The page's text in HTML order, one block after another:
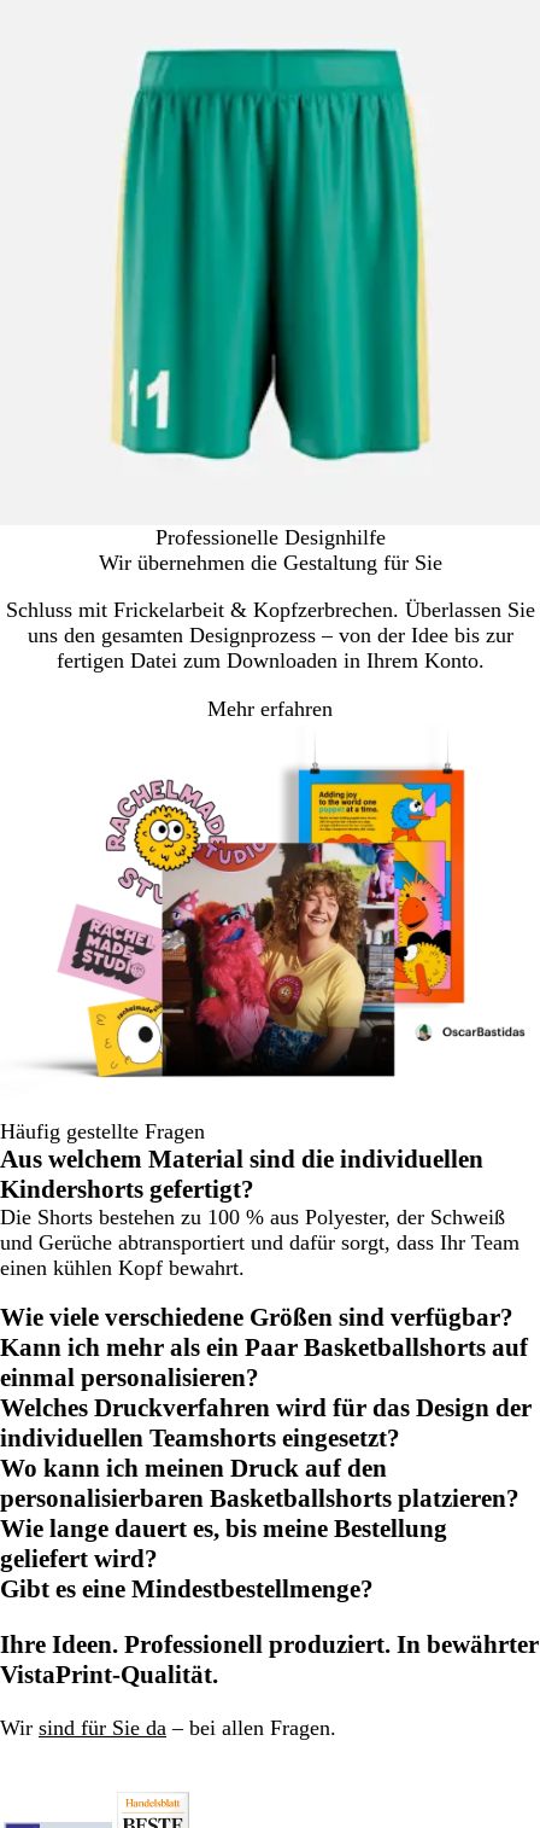
Professionelle Designhilfe
Wir übernehmen die Gestaltung für Sie
Schluss mit Frickelarbeit & Kopfzerbrechen. Überlassen Sie
uns den gesamten Designprozess – von der Idee bis zur
fertigen Datei zum Downloaden in Ihrem Konto.
Mehr erfahren
Häufig gestellte Fragen
Aus welchem Material sind die individuellen
Kindershorts gefertigt?
Die Shorts bestehen zu 100 % aus Polyester, der Schweiß
und Gerüche abtransportiert und dafür sorgt, dass Ihr Team
einen kühlen Kopf bewahrt.
Wie viele verschiedene Größen sind verfügbar?
Kann ich mehr als ein Paar Basketballshorts auf
einmal personalisieren?
Welches Druckverfahren wird für das Design der
individuellen Teamshorts eingesetzt?
Wo kann ich meinen Druck auf den
personalisierbaren Basketballshorts platzieren?
Wie lange dauert es, bis meine Bestellung
geliefert wird?
Gibt es eine Mindestbestellmenge?
Ihre Ideen. Professionell produziert. In bewährter
VistaPrint-Qualität.
Wir sind für Sie da – bei allen Fragen.